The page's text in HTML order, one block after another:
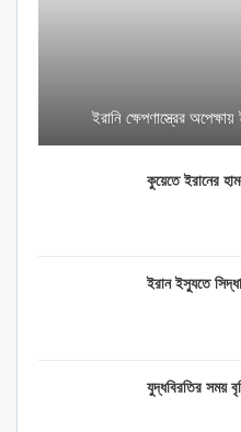
ইরানি ক্ষেপণাস্ত্রের
কুয়েতে ইরানের
ইরান ইস্যুতে
যুদ্ধবিরতির সময়